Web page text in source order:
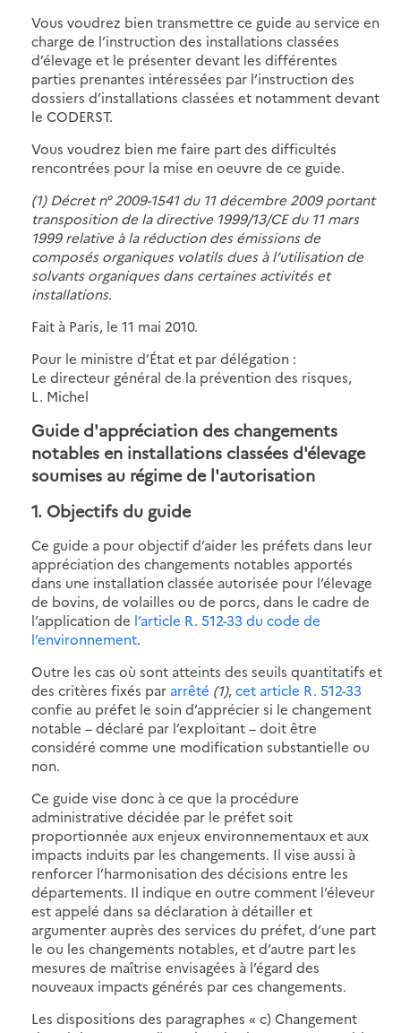
Vous voudrez bien transmettre ce guide au service en
charge de l’instruction des installations classées
d’élevage et le présenter devant les différentes
parties prenantes intéressées par l’instruction des
dossiers d’installations classées et notamment devant
le CODERST.
Vous voudrez bien me faire part des difficultés
rencontrées pour la mise en oeuvre de ce guide.
(1) Décret n° 2009-1541 du 11 décembre 2009 portant
transposition de la directive 1999/13/CE du 11 mars
1999 relative à la réduction des émissions de
composés organiques volatils dues à l’utilisation de
solvants organiques dans certaines activités et
installations.
Fait à Paris, le 11 mai 2010.
Pour le ministre d’État et par délégation :
Le directeur général de la prévention des risques,
L. Michel
Guide d'appréciation des changements
notables en installations classées d'élevage
soumises au régime de l'autorisation
1. Objectifs du guide
Ce guide a pour objectif d’aider les préfets dans leur
appréciation des changements notables apportés
dans une installation classée autorisée pour l’élevage
de bovins, de volailles ou de porcs, dans le cadre de
l’application de l’article R. 512-33 du code de
l’environnement.
Outre les cas où sont atteints des seuils quantitatifs et
des critères fixés par arrêté (1),cet article R. 512-33
confie au préfet le soin d’apprécier si le changement
notable – déclaré par l’exploitant – doit être
considéré comme une modification substantielle ou
non.
Ce guide vise donc à ce que la procédure
administrative décidée par le préfet soit
proportionnée aux enjeux environnementaux et aux
impacts induits par les changements. Il vise aussi à
renforcer l’harmonisation des décisions entre les
départements. Il indique en outre comment l’éleveur
est appelé dans sa déclaration à détailler et
argumenter auprès des services du préfet, d’une part
le ou les changements notables, et d’autre part les
mesures de maîtrise envisagées à l’égard des
nouveaux impacts générés par ces changements.
Les dispositions des paragraphes « c) Changement